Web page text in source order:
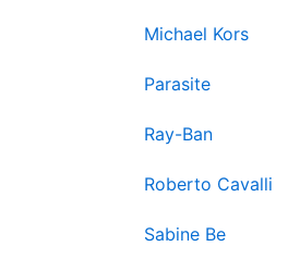
Michael Kors
Parasite
Ray-Ban
Roberto Cavalli
Sabine Be